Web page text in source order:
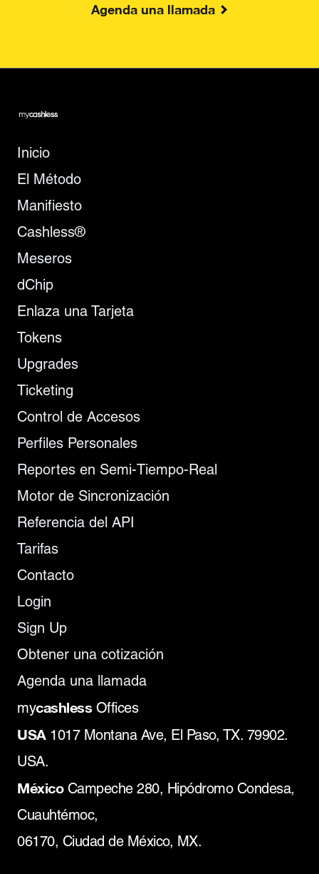
Agenda una llamada
Inicio
El Método
Manifiesto
Cashless®
Meseros
dChip
Enlaza una Tarjeta
Tokens
Upgrades
Ticketing
Control de Accesos
Perfiles Personales
Reportes en Semi-Tiempo-Real
Motor de Sincronización
Referencia del API
Tarifas
Contacto
Login
Sign Up
Obtener una cotización
Agenda una llamada
mycashlessOffices
USA1017 Montana Ave, El Paso, TX. 79902.
USA.
MéxicoCampeche 280, Hipódromo Condesa,
Cuauhtémoc,
06170, Ciudad de México, MX.